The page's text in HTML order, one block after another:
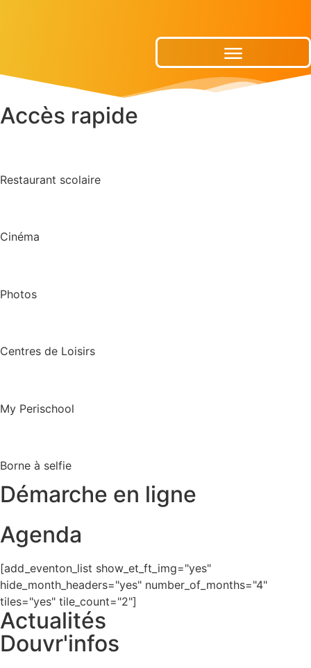
Accès rapide
Restaurant scolaire
Cinéma
Photos
Centres de Loisirs
My Perischool
Borne à selfie
Démarche en ligne
Agenda
[add_eventon_list show_et_ft_img="yes"
hide_month_headers="yes" number_of_months="4"
tiles="yes" tile_count="2"]
Actualités
Douvr'infos